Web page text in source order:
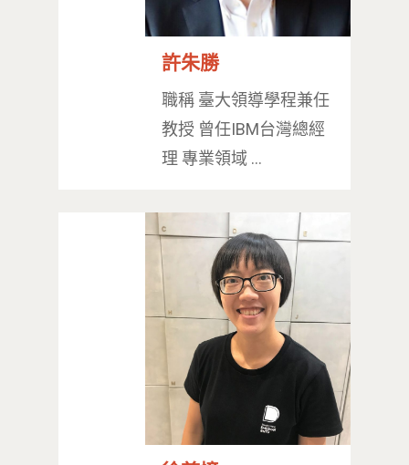
許朱勝
職稱 臺大領導學程兼任
教授 曾任IBM台灣總經
理 專業領域 …